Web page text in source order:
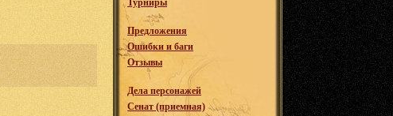
Турниры
Предложения
Ошибки и баги
Отзывы
Дела персонажей
Сенат (приемная)